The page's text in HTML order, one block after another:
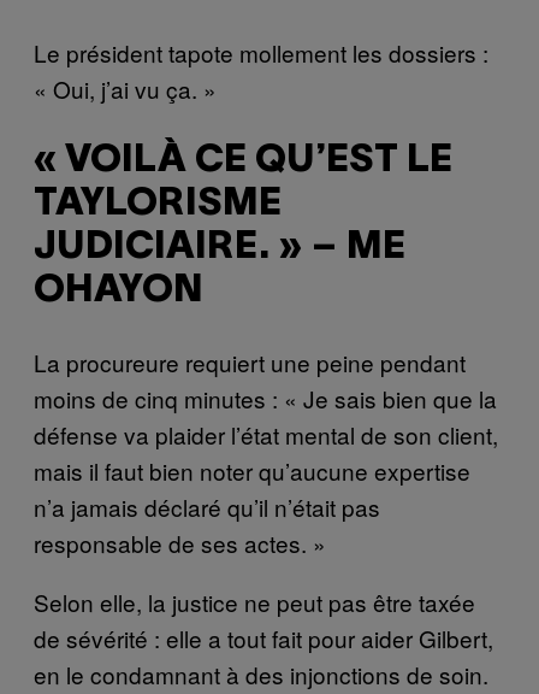
Le président tapote mollement les dossiers :
« Oui, j’ai vu ça. »
« VOILÀ CE QU’EST LE
TAYLORISME
JUDICIAIRE. » – ME
OHAYON
La procureure requiert une peine pendant
moins de cinq minutes : « Je sais bien que la
défense va plaider l’état mental de son client,
mais il faut bien noter qu’aucune expertise
n’a jamais déclaré qu’il n’était pas
responsable de ses actes. »
Selon elle, la justice ne peut pas être taxée
de sévérité : elle a tout fait pour aider Gilbert,
en le condamnant à des injonctions de soin.